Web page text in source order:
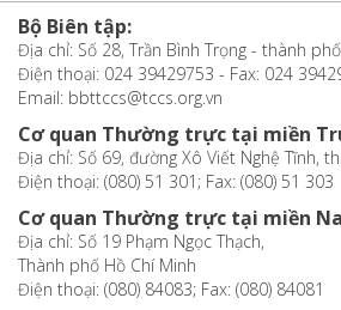
Bộ Biên tập:
Địa chỉ: Số 28, Trần Bình Trọng - thành
Điện thoại: 024 39429753 - Fax: 024
Email: bbttccs@tccs.org.vn
Cơ quan Thường trực tại miền
Địa chỉ: Số 69, đường Xô Viết Nghệ Tĩnh,
Điện thoại: (080) 51 301; Fax: (080) 51 303
Cơ quan Thường trực tại miền
Địa chỉ: Số 19 Phạm Ngọc Thạch,
Thành phố Hồ Chí Minh
Điện thoại: (080) 84083; Fax: (080) 84081